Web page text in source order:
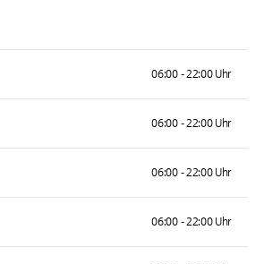
06:00 - 22:00 Uhr
06:00 - 22:00 Uhr
06:00 - 22:00 Uhr
06:00 - 22:00 Uhr